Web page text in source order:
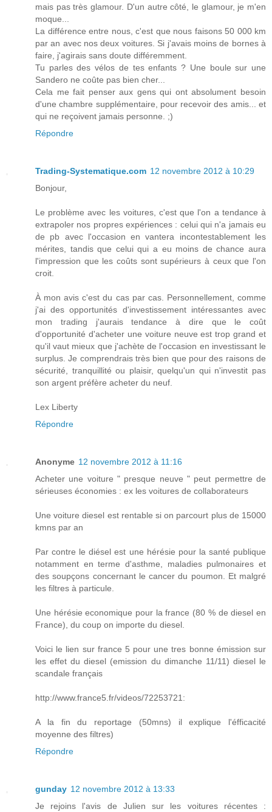
mais pas très glamour. D'un autre côté, le glamour, je m'en
moque...
La différence entre nous, c'est que nous faisons 50 000 km
par an avec nos deux voitures. Si j'avais moins de bornes à
faire, j'agirais sans doute différemment.
Tu parles des vélos de tes enfants ? Une boule sur une
Sandero ne coûte pas bien cher...
Cela me fait penser aux gens qui ont absolument besoin
d'une chambre supplémentaire, pour recevoir des amis... et
qui ne reçoivent jamais personne. ;)
Répondre
Trading-Systematique.com 12 novembre 2012 à 10:29
Bonjour,
Le problème avec les voitures, c'est que l'on a tendance à
extrapoler nos propres expériences : celui qui n'a jamais eu
de pb avec l'occasion en vantera incontestablement les
mérites, tandis que celui qui a eu moins de chance aura
l'impression que les coûts sont supérieurs à ceux que l'on
croit.
À mon avis c'est du cas par cas. Personnellement, comme
j'ai des opportunités d'investissement intéressantes avec
mon trading j'aurais tendance à dire que le coût
d'opportunité d'acheter une voiture neuve est trop grand et
qu'il vaut mieux que j'achète de l'occasion en investissant le
surplus. Je comprendrais très bien que pour des raisons de
sécurité, tranquillité ou plaisir, quelqu'un qui n'investit pas
son argent préfère acheter du neuf.
Lex Liberty
Répondre
Anonyme 12 novembre 2012 à 11:16
Acheter une voiture " presque neuve " peut permettre de
sérieuses économies : ex les voitures de collaborateurs
Une voiture diesel est rentable si on parcourt plus de 15000
kmns par an
Par contre le diésel est une hérésie pour la santé publique
notamment en terme d'asthme, maladies pulmonaires et
des soupçons concernant le cancer du poumon. Et malgré
les filtres à particule.
Une hérésie economique pour la france (80 % de diesel en
France), du coup on importe du diesel.
Voici le lien sur france 5 pour une tres bonne émission sur
les effet du diesel (emission du dimanche 11/11) diesel le
scandale français
http://www.france5.fr/videos/72253721:
A la fin du reportage (50mns) il explique l'éfficacité
moyenne des filtres)
Répondre
gunday 12 novembre 2012 à 13:33
Je rejoins l'avis de Julien sur les voitures récentes :